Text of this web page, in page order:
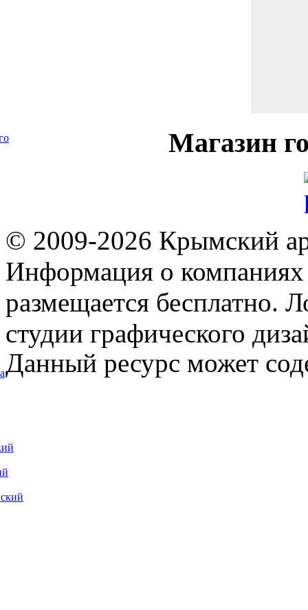
Магазин
© 2009-2026 Крымский
Информация о компаниях
размещается бесплатно.
студии графического
Данный ресурс может